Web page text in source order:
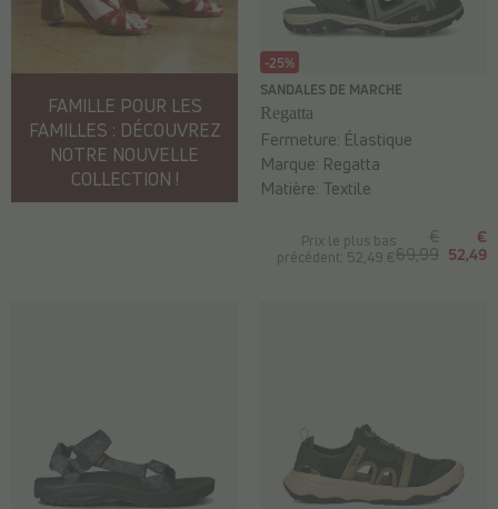
FAMILLE POUR LES
FAMILLES : DÉCOUVREZ
NOTRE NOUVELLE
COLLECTION !
-25%
SANDALES DE MARCHE
Regatta
Prix le plus bas
précédent: 52,49 €
€
69,99
€
52,49
Fermeture: Élastique
Marque: Regatta
Matière: Textile